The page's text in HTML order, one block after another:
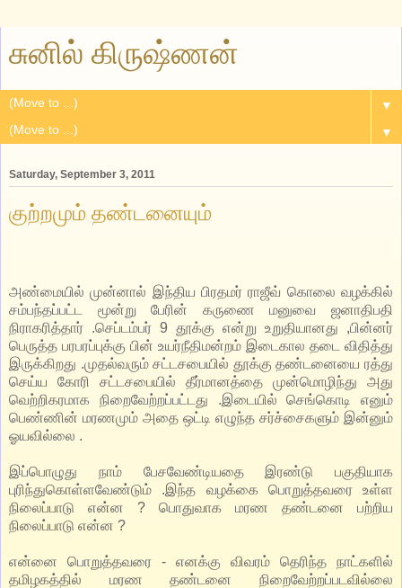
சுனில் கிருஷ்ணன்
▼
▼
Saturday, September 3, 2011
குற்றமும் தண்டனையும்
அண்மையில் முன்னால் இந்திய பிரதமர் ராஜீவ் கொலை வழக்கில்
சம்பந்தப்பட்ட மூன்று பேரின் கருணை மனுவை ஜனாதிபதி
நிராகரித்தார் .செப்டம்பர் 9 தூக்கு என்று உறுதியானது ,பின்னர்
பெருத்த பரபரப்புக்கு பின் உயர்நீதிமன்றம் இடைகால தடை விதித்து
இருக்கிறது .முதல்வரும் சட்டசபையில் தூக்கு தண்டனையை ரத்து
செய்ய கோரி சட்டசபையில் தீர்மானத்தை முன்மொழிந்து அது
வெற்றிகரமாக நிறைவேற்றப்பட்டது .இடையில் செங்கொடி எனும்
பெண்ணின் மரணமும் அதை ஒட்டி எழுந்த சர்ச்சைகளும் இன்னும்
ஓயவில்லை .
இப்பொழுது நாம் பேசவேண்டியதை இரண்டு பகுதியாக
புரிந்துகொள்ளவேண்டும் .இந்த வழக்கை பொறுத்தவரை உள்ள
நிலைப்பாடு என்ன ? பொதுவாக மரண தண்டனை பற்றிய
நிலைப்பாடு என்ன ?
என்னை பொறுத்தவரை - எனக்கு விவரம் தெரிந்த நாட்களில்
தமிழகத்தில் மரண தண்டனை நிறைவேற்றப்படவில்லை